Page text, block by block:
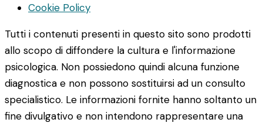
Cookie Policy
Tutti i contenuti presenti in questo sito sono prodotti
allo scopo di diffondere la cultura e l'informazione
psicologica. Non possiedono quindi alcuna funzione
diagnostica e non possono sostituirsi ad un consulto
specialistico. Le informazioni fornite hanno soltanto un
fine divulgativo e non intendono rappresentare una